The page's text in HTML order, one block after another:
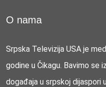
O nama
Srpska Televizija USA je
godine u Čikagu. Bavimo se
događaja u srpskoj dijaspori